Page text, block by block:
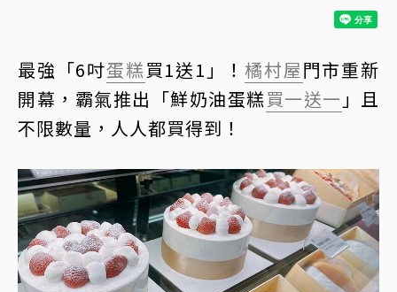
最強「6吋蛋糕買1送1」！橘村屋門市重新
開幕，霸氣推出「鮮奶油蛋糕買一送一 」且
不限數量，人人都買得到！